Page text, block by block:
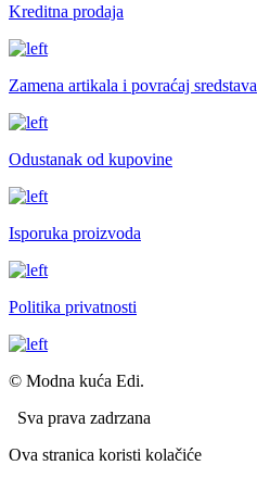
Kreditna prodaja
Zamena artikala i povraćaj sredstava
Odustanak od kupovine
Isporuka proizvoda
Politika privatnosti
© Modna kuća Edi.
Sva prava zadrzana
Ova stranica koristi kolačiće